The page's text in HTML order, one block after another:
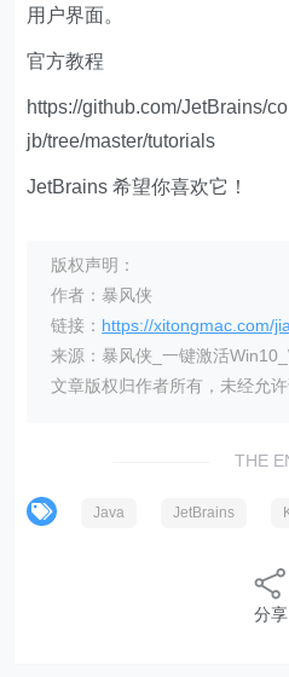
用户界面。
官方教程
https://github.com/JetBrains/
jb/tree/master/tutorials
JetBrains 希望你喜欢它！
版权声明：
作者：暴风侠
链接： https://xitongmac.com/
来源：暴风侠_一键激活
文章版权归作者所有，未经允许
THE
Java JetBrains
分享